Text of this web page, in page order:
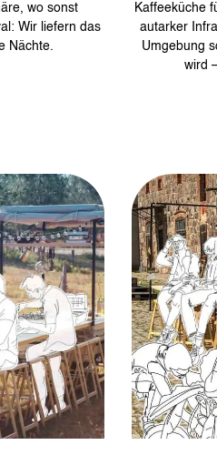
wo sonst
Wir liefern das
Nächte.
Kaffeeküche
autarker
Umgebung
wird